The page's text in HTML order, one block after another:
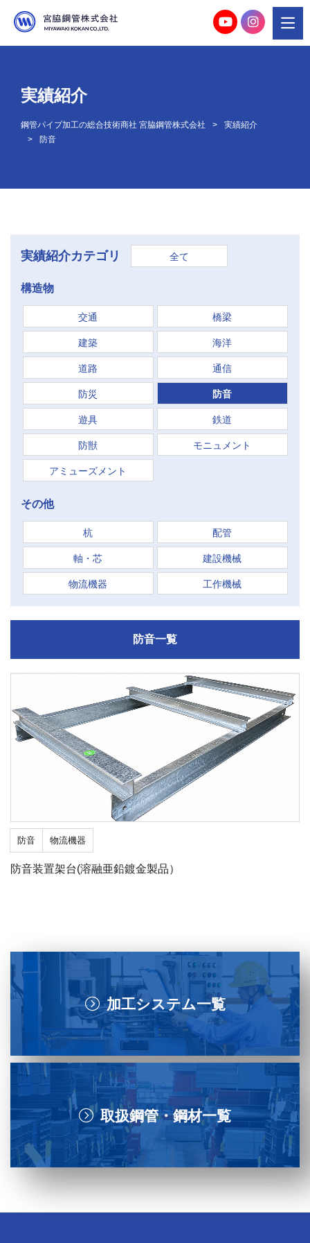
実績紹介
鋼管パイプ加工の総合技術商社 宮脇鋼管株式会社
実績紹介
防音
実績紹介カテゴリ 全て
構造物
交通 橋梁
建築 海洋
道路 通信
防災 防音
遊具 鉄道
防獣 モニュメント
アミューズメント
その他
杭 配管
軸・芯 建設機械
物流機器 工作機械
防音一覧
防音 物流機器
防音装置架台(溶融亜鉛鍍金製品）
加工システム一覧
取扱鋼管・鋼材一覧